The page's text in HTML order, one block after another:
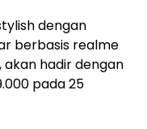
dengan
berbasis realme
hadir dengan
pada 25